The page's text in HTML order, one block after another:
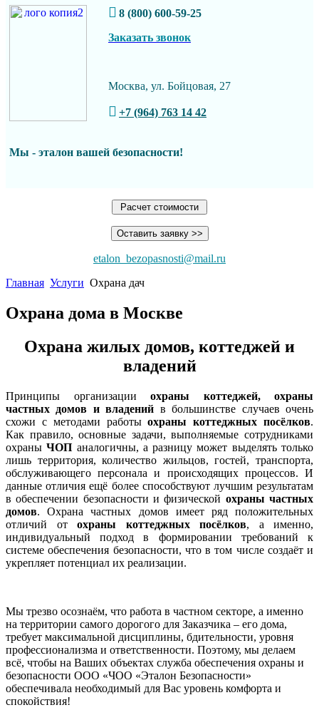
8 (800) 600-59-25
Заказать звонок
Москва, ул. Бойцовая, 27
+7 (964) 763 14 42
Мы - эталон вашей безопасности!
Расчет стоимости
Оставить заявку >>
etalon_bezopasnosti@mail.ru
Главная Услуги Охрана дач
Охрана дома в Москве
Охрана жилых домов, коттеджей и
владений
Принципы организации охраны коттеджей, охраны
частных домов и владений в большинстве случаев очень
схожи с методами работыохраны коттеджных посёлков.
Как правило, основные задачи, выполняемые сотрудниками
охраныЧОП аналогичны, а разницу может выделять только
лишь территория, количество жильцов, гостей, транспорта,
обслуживающего персонала и происходящих процессов. И
данные отличия ещё более способствуют лучшим результатам
в обеспечении безопасности и физической охраны частных
домов. Охрана частных домов имеет ряд положительных
отличий от охраны коттеджных посёлков, а именно,
индивидуальный подход в формировании требований к
системе обеспечения безопасности, что в том числе создаёт и
укрепляет потенциал их реализации.
Мы трезво осознаём, что работа в частном секторе, а именно
на территории самого дорогого для Заказчика – его дома,
требует максимальной дисциплины, бдительности, уровня
профессионализма и ответственности. Поэтому, мы делаем
всё, чтобы на Ваших объектах служба обеспечения охраны и
безопасности ООО «ЧОО «Эталон Безопасности»
обеспечивала необходимый для Вас уровень комфорта и
спокойствия!